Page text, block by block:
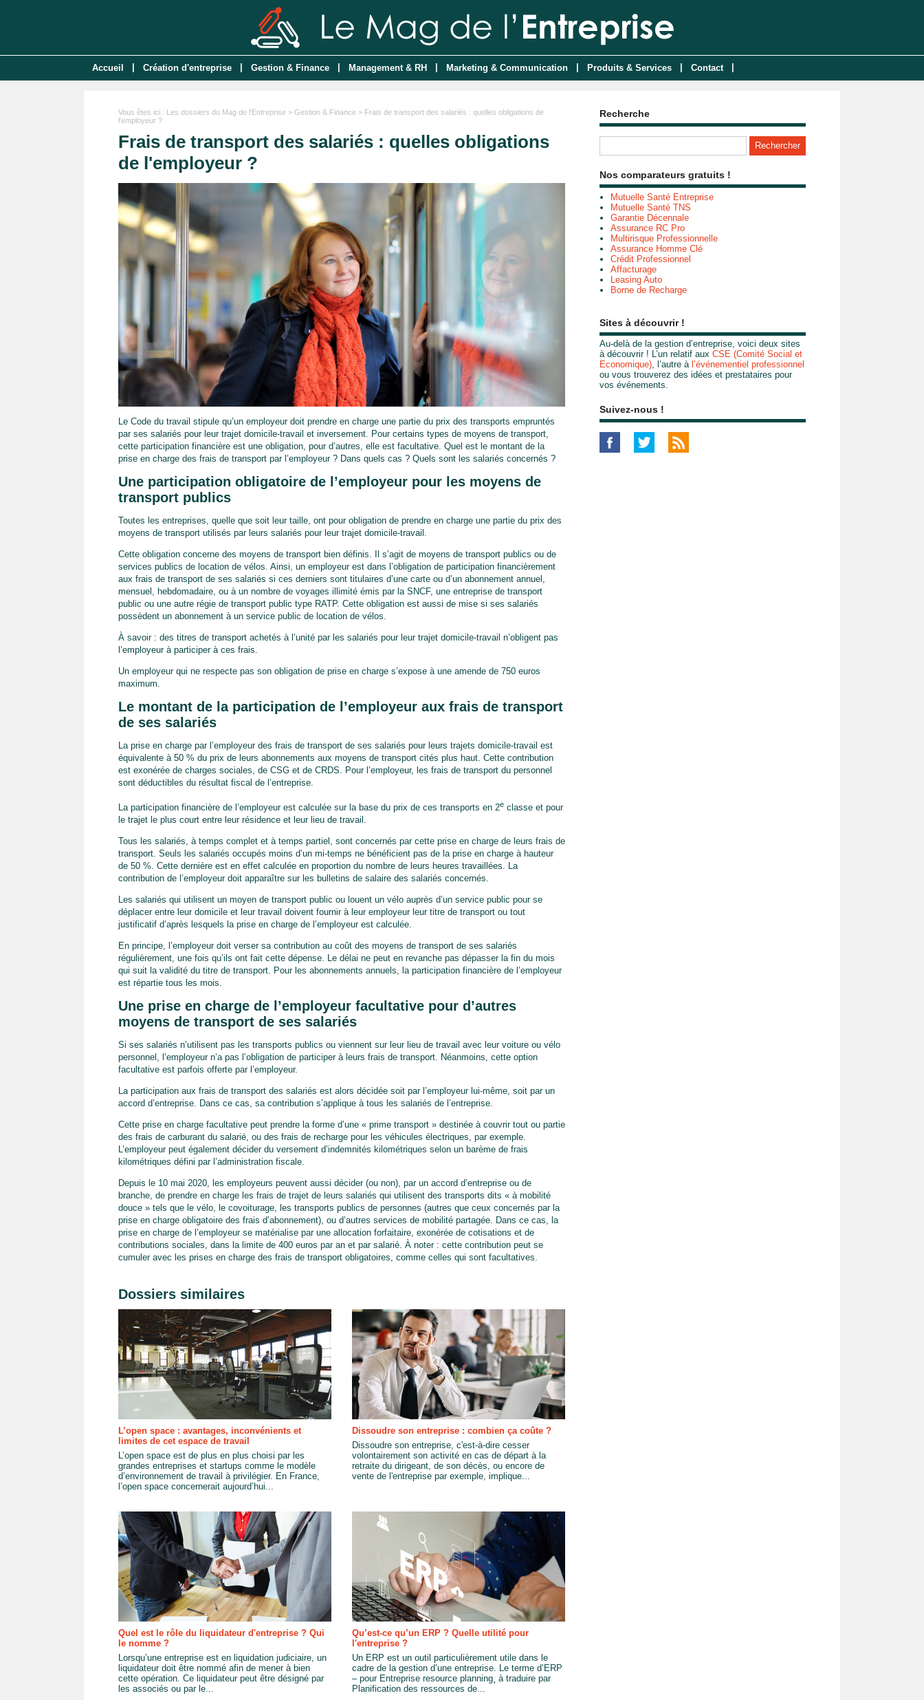
Accueil Création d'entreprise Gestion & Finance Management & RH Marketing & Communication Produits & Services Contact
Vous êtes ici : Les dossiers du Mag de l'Entreprise > Gestion & Finance > Frais de transport des salariés : quelles obligations de
l'employeur ?
Frais de transport des salariés : quelles obligations
de l'employeur ?
Le Code du travail stipule qu’un employeur doit prendre en charge une partie du prix des transports empruntés
par ses salariés pour leur trajet domicile-travail et inversement. Pour certains types de moyens de transport,
cette participation financière est une obligation, pour d’autres, elle est facultative. Quel est le montant de la
prise en charge des frais de transport par l’employeur ? Dans quels cas ? Quels sont les salariés concernés ?
Une participation obligatoire de l’employeur pour les moyens de
transport publics
Toutes les entreprises, quelle que soit leur taille, ont pour obligation de prendre en charge une partie du prix des
moyens de transport utilisés par leurs salariés pour leur trajet domicile-travail.
Cette obligation concerne des moyens de transport bien définis. Il s’agit de moyens de transport publics ou de
services publics de location de vélos. Ainsi, un employeur est dans l’obligation de participation financièrement
aux frais de transport de ses salariés si ces derniers sont titulaires d’une carte ou d’un abonnement annuel,
mensuel, hebdomadaire, ou à un nombre de voyages illimité émis par la SNCF, une entreprise de transport
public ou une autre régie de transport public type RATP. Cette obligation est aussi de mise si ses salariés
possèdent un abonnement à un service public de location de vélos.
À savoir : des titres de transport achetés à l’unité par les salariés pour leur trajet domicile-travail n’obligent pas
l’employeur à participer à ces frais.
Un employeur qui ne respecte pas son obligation de prise en charge s’expose à une amende de 750 euros
maximum.
Le montant de la participation de l’employeur aux frais de transport
de ses salariés
La prise en charge par l’employeur des frais de transport de ses salariés pour leurs trajets domicile-travail est
équivalente à 50 % du prix de leurs abonnements aux moyens de transport cités plus haut. Cette contribution
est exonérée de charges sociales, de CSG et de CRDS. Pour l’employeur, les frais de transport du personnel
sont déductibles du résultat fiscal de l’entreprise.
La participation financière de l’employeur est calculée sur la base du prix de ces transports en 2e classe et pour
le trajet le plus court entre leur résidence et leur lieu de travail.
Tous les salariés, à temps complet et à temps partiel, sont concernés par cette prise en charge de leurs frais de
transport. Seuls les salariés occupés moins d’un mi-temps ne bénéficient pas de la prise en charge à hauteur
de 50 %. Cette dernière est en effet calculée en proportion du nombre de leurs heures travaillées. La
contribution de l’employeur doit apparaître sur les bulletins de salaire des salariés concernés.
Les salariés qui utilisent un moyen de transport public ou louent un vélo auprès d’un service public pour se
déplacer entre leur domicile et leur travail doivent fournir à leur employeur leur titre de transport ou tout
justificatif d’après lesquels la prise en charge de l’employeur est calculée.
En principe, l’employeur doit verser sa contribution au coût des moyens de transport de ses salariés
régulièrement, une fois qu’ils ont fait cette dépense. Le délai ne peut en revanche pas dépasser la fin du mois
qui suit la validité du titre de transport. Pour les abonnements annuels, la participation financière de l’employeur
est répartie tous les mois.
Une prise en charge de l’employeur facultative pour d’autres
moyens de transport de ses salariés
Si ses salariés n’utilisent pas les transports publics ou viennent sur leur lieu de travail avec leur voiture ou vélo
personnel, l’employeur n’a pas l’obligation de participer à leurs frais de transport. Néanmoins, cette option
facultative est parfois offerte par l’employeur.
La participation aux frais de transport des salariés est alors décidée soit par l’employeur lui-même, soit par un
accord d’entreprise. Dans ce cas, sa contribution s’applique à tous les salariés de l’entreprise.
Cette prise en charge facultative peut prendre la forme d’une « prime transport » destinée à couvrir tout ou partie
des frais de carburant du salarié, ou des frais de recharge pour les véhicules électriques, par exemple.
L’employeur peut également décider du versement d’indemnités kilométriques selon un barème de frais
kilométriques défini par l’administration fiscale.
Depuis le 10 mai 2020, les employeurs peuvent aussi décider (ou non), par un accord d’entreprise ou de
branche, de prendre en charge les frais de trajet de leurs salariés qui utilisent des transports dits « à mobilité
douce » tels que le vélo, le covoiturage, les transports publics de personnes (autres que ceux concernés par la
prise en charge obligatoire des frais d’abonnement), ou d’autres services de mobilité partagée. Dans ce cas, la
prise en charge de l’employeur se matérialise par une allocation forfaitaire, exonérée de cotisations et de
contributions sociales, dans la limite de 400 euros par an et par salarié. À noter : cette contribution peut se
cumuler avec les prises en charge des frais de transport obligatoires, comme celles qui sont facultatives.
Dossiers similaires
L’open space : avantages, inconvénients et
limites de cet espace de travail
L’open space est de plus en plus choisi par les
grandes entreprises et startups comme le modèle
d’environnement de travail à privilégier. En France,
l’open space concernerait aujourd’hui...
Dissoudre son entreprise : combien ça coûte ?
Dissoudre son entreprise, c'est-à-dire cesser
volontairement son activité en cas de départ à la
retraite du dirigeant, de son décès, ou encore de
vente de l'entreprise par exemple, implique...
Quel est le rôle du liquidateur d'entreprise ? Qui
le nomme ?
Lorsqu’une entreprise est en liquidation judiciaire, un
liquidateur doit être nommé afin de mener à bien
cette opération. Ce liquidateur peut être désigné par
les associés ou par le...
Qu’est-ce qu’un ERP ? Quelle utilité pour
l'entreprise ?
Un ERP est un outil particulièrement utile dans le
cadre de la gestion d’une entreprise. Le terme d’ERP
– pour Entreprise resource planning¸ à traduire par
Planification des ressources de...
Recherche
Nos comparateurs gratuits !
Mutuelle Santé Entreprise
Mutuelle Santé TNS
Garantie Décennale
Assurance RC Pro
Multirisque Professionnelle
Assurance Homme Clé
Crédit Professionnel
Affacturage
Leasing Auto
Borne de Recharge
Sites à découvrir !
Au-delà de la gestion d’entreprise, voici deux sites
à découvrir ! L’un relatif aux CSE (Comité Social et
Economique), l’autre à l’événementiel professionnel
ou vous trouverez des idées et prestataires pour
vos événements.
Suivez-nous !